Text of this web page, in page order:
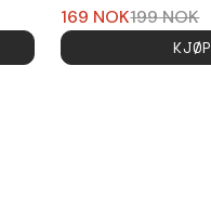
169 NOK199NOK
KJØP